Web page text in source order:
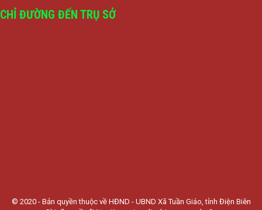
CHỈ ĐƯỜNG ĐẾN TRỤ SỞ
© 2020 - Bản quyền thuộc về HĐND - UBND Xã Tuần Giáo, tỉnh Điện Biên